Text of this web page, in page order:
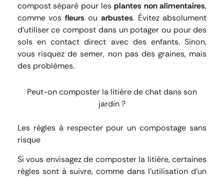
compost séparé pour les plantes non alimentaires,
comme vosfleursou arbustes. Évitez absolument
d’utiliser ce compost dans un potager ou pour des
sols en contact direct avec des enfants. Sinon,
vous risquez de semer, non pas des graines, mais
des problèmes.
Peut-on composter la litière de chat dans son
jardin ?
Les règles à respecter pour un compostage sans
risque
Si vous envisagez de composter la litière, certaines
règles sont à suivre, comme dans l’utilisation d’un